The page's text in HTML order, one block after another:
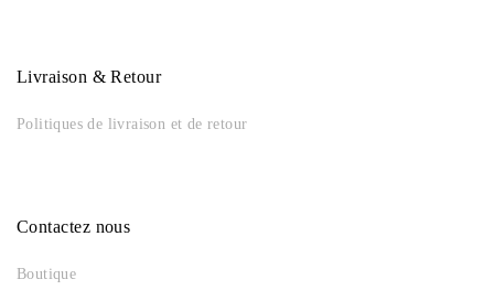
Contactez nous
Boutique
Livraison & Retour
Politiques de livraison et de retour